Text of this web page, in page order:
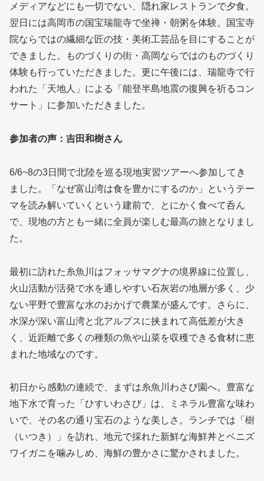
メディアなどにも一切でない、隠れ家レストランで夕食。
翌日には高岡市の国宝瑞龍寺で坐禅・朝粥を体験。国宝寺
院ならではの繊細な匠の技・美術工芸品を目にすることが
できました。ものづくりの街・高岡ならではのものづくり
体験も行っていただきました。更に午後には、瑞龍寺で行
われた「天地人」による「能登半島地震の復興を祈るコン
サート」に参加いただきました。
参加者の声：吉田和樹さん
6/6~8の3日間で北陸を巡る現地実習ツアーへ参加してき
ました。「なぜ富山湾は食を豊かにするのか」というテー
マを読み解いていくという建前で、とにかく食べて呑ん
で、現地の方とも一緒に全員が楽しむ最高の旅となりまし
た。
最初に訪れた糸魚川はフォッサマグナの境界線に位置し、
火山活動が活発で水を通しやすい石灰岩の地層が多く、少
ない平野で豊富な水のおかげで農業が盛んです。さらに、
水深が深い富山湾と北アルプスに挟まれて高低差が大き
く、近距離で多くの種類の魚や山菜を収穫できる食材に恵
まれた地域なのです。
初日から感動の連続で、まずは糸魚川わさび園へ。豊富な
地下水で育った「ひすいわさび」は、ミネラル豊富な味わ
いで、その名の通り宝石のような美しさ。ランチでは「樹
（いつき）」を訪れ、地元で採れた新鮮な海鮮丼とベニズ
ワイガニを噛みしめ、海鮮の豊かさに驚かされました。